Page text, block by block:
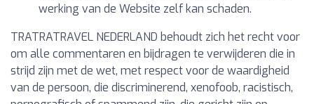
werking van de Website zelf kan schaden.
TRATRATRAVEL NEDERLAND behoudt zich het recht voor
om alle commentaren en bijdragen te verwijderen die in
strijd zijn met de wet, met respect voor de waardigheid
van de persoon, die discriminerend, xenofoob, racistisch,